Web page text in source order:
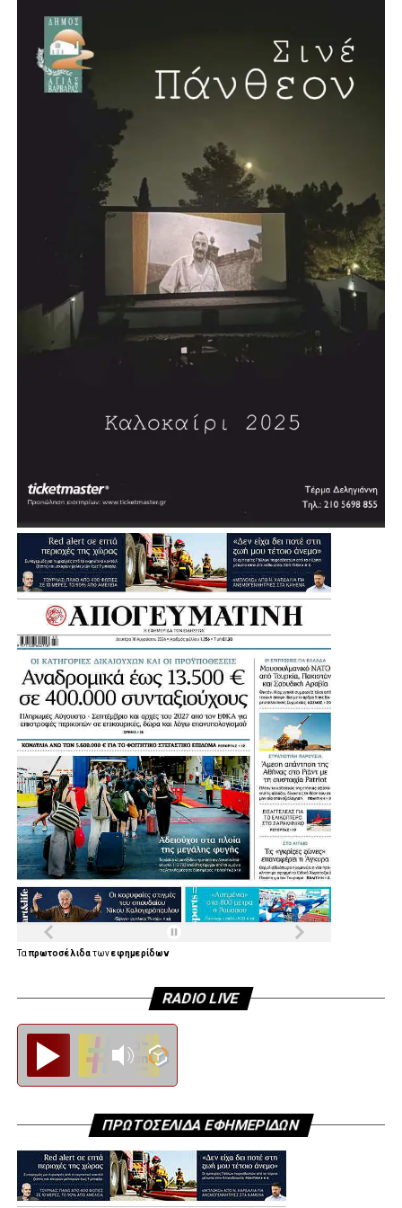
Η συνέντευξη έκλεισε με μία ιδιαίτερα θετική είδηση για
την πόλη. Ο Λάμπρος Μίχος επιβεβαίωσε ότι προχωρά η
δημιουργία νέου κλειστού κολυμβητηρίου στην Αγία
Βαρβάρα, με πισίνα μήκους 25 μέτρων. Το έργο, όπως
ανέφερε, προωθείται σε συνεργασία με την Περιφέρεια και
πρόκειται να κατασκευαστεί σε χώρο χαρακτηρισμένο για
αθλητικές εγκαταστάσεις.
Σύμφωνα με τον σχεδιασμό, η διαδικασία δημοπράτησης
αναμένεται να ξεκινήσει μέσα στη χρονιά, με τον δήμαρχο
πόλη θα διαθέτει ένα σύγχρονο κλειστό κολυμβητήριο.
«Θέλουμε πολύ να το υποστηρίξουμε αυτό και να
δώσουμε μία διέξοδο», σημείωσε, εξηγώντας ότι σήμερα
πολλοί κάτοικοι και παιδιά της Αγίας Βαρβάρας
αναγκάζονται να χρησιμοποιούν κολυμβητήρια γειτονικών
Δήμων.
Μια παρέμβαση που έρχεται να ενισχύσει ακόμη
περισσότερο τις αθλητικές υποδομές της Αγίας Βαρβάρας
και να δώσει νέες δυνατότητες άθλησης στα παιδιά, στους
συλλόγους και συνολικά στους κατοίκους της πόλης.
Η Συνέντευξη του Δημάρχου Αγίας Βαρβάρας:
Ταπρωτοσέλιδατωνεφημερίδων
RADIO LIVE
ΠΡΩΤΟΣΕΛΙΔΑ ΕΦΗΜΕΡΙΔΩΝ